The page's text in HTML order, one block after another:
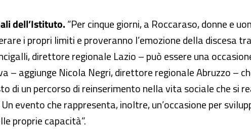
dell’Istituto.“Per cinque giorni, a Roccaraso, donne e
i propri limiti e proveranno l’emozione della discesa
direttore regionale Lazio – può essere una
– aggiunge Nicola Negri, direttore regionale Abruzzo –
di un percorso di reinserimento nella vita sociale che si
evento che rappresenta, inoltre, un’occasione per
proprie capacità”.